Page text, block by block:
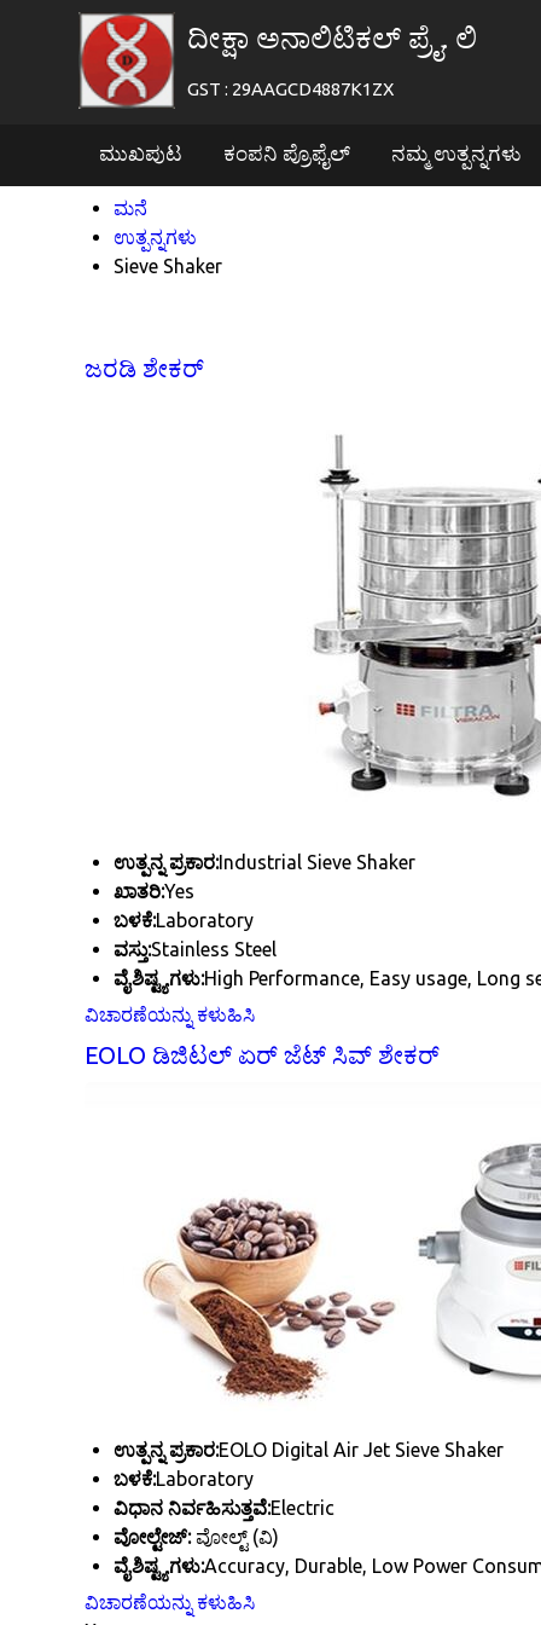
ದೀಕ್ಷಾ ಅನಾಲಿಟಿಕಲ್ ಪ್ರೈ. ಲಿ
GST : 29AAGCD4887K1ZX
ಮುಖಪುಟ ಕಂಪನಿ ಪ್ರೊಫೈಲ್ ನಮ್ಮ ಉತ್ಪನ್ನಗಳು
ಮನೆ
ಉತ್ಪನ್ನಗಳು
Sieve Shaker
ಜರಡಿ ಶೇಕರ್
ಉತ್ಪನ್ನ ಪ್ರಕಾರ:Industrial Sieve Shaker
ಖಾತರಿ:Yes
ಬಳಕೆ:Laboratory
ವಸ್ತು:Stainless Steel
ವೈಶಿಷ್ಟ್ಯಗಳು:High Performance, Easy usage, Long
ವಿಚಾರಣೆಯನ್ನು ಕಳುಹಿಸಿ
EOLO ಡಿಜಿಟಲ್ ಏರ್ ಜೆಟ್ ಸಿವ್ ಶೇಕರ್
ಉತ್ಪನ್ನ ಪ್ರಕಾರ:EOLO Digital Air Jet Sieve Shaker
ಬಳಕೆ:Laboratory
ವಿಧಾನ ನಿರ್ವಹಿಸುತ್ತವೆ:Electric
ವೋಲ್ಟೇಜ್:ವೋಲ್ಟ್ (ವಿ)
ವೈಶಿಷ್ಟ್ಯಗಳು:Accuracy, Durable, Low Power
ವಿಚಾರಣೆಯನ್ನು ಕಳುಹಿಸಿ